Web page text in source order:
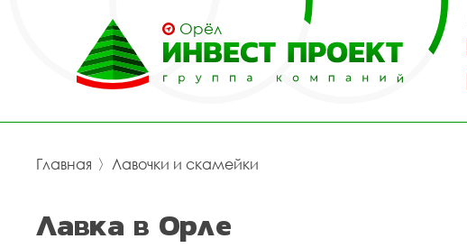
Орёл
Главная 〉 Лавочки и скамейки
Лавка в Орле